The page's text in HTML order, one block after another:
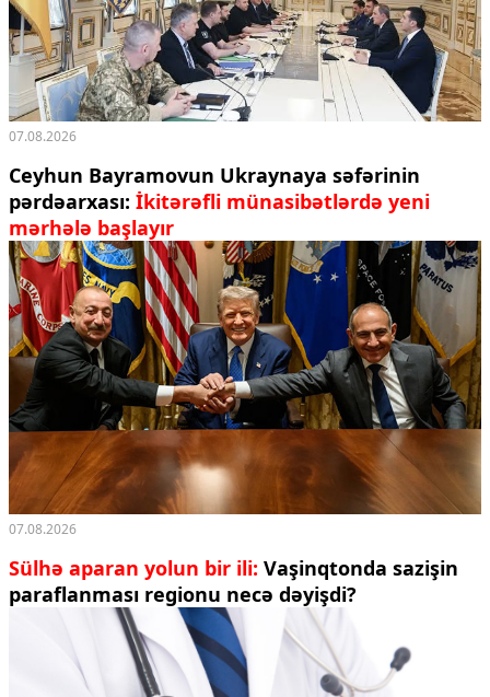
07.08.2026
Ceyhun Bayramovun Ukraynaya səfərinin
pərdəarxası: İkitərəfli münasibətlərdə yeni
mərhələ başlayır
07.08.2026
Sülhə aparan yolun bir ili: Vaşinqtonda sazişin
paraflanması regionu necə dəyişdi?